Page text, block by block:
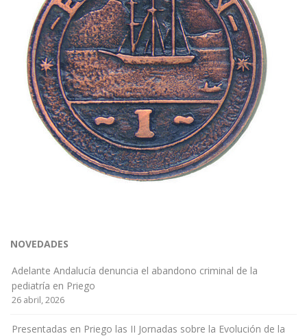
NOVEDADES
Adelante Andalucía denuncia el abandono criminal de la
pediatría en Priego
26 abril, 2026
Presentadas en Priego las II Jornadas sobre la Evolución de la